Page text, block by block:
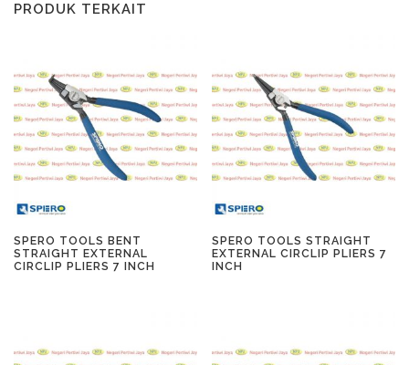
PRODUK TERKAIT
SPERO TOOLS BENT
STRAIGHT EXTERNAL
CIRCLIP PLIERS 7 INCH
SPERO TOOLS STRAIGHT
EXTERNAL CIRCLIP PLIERS 7
INCH